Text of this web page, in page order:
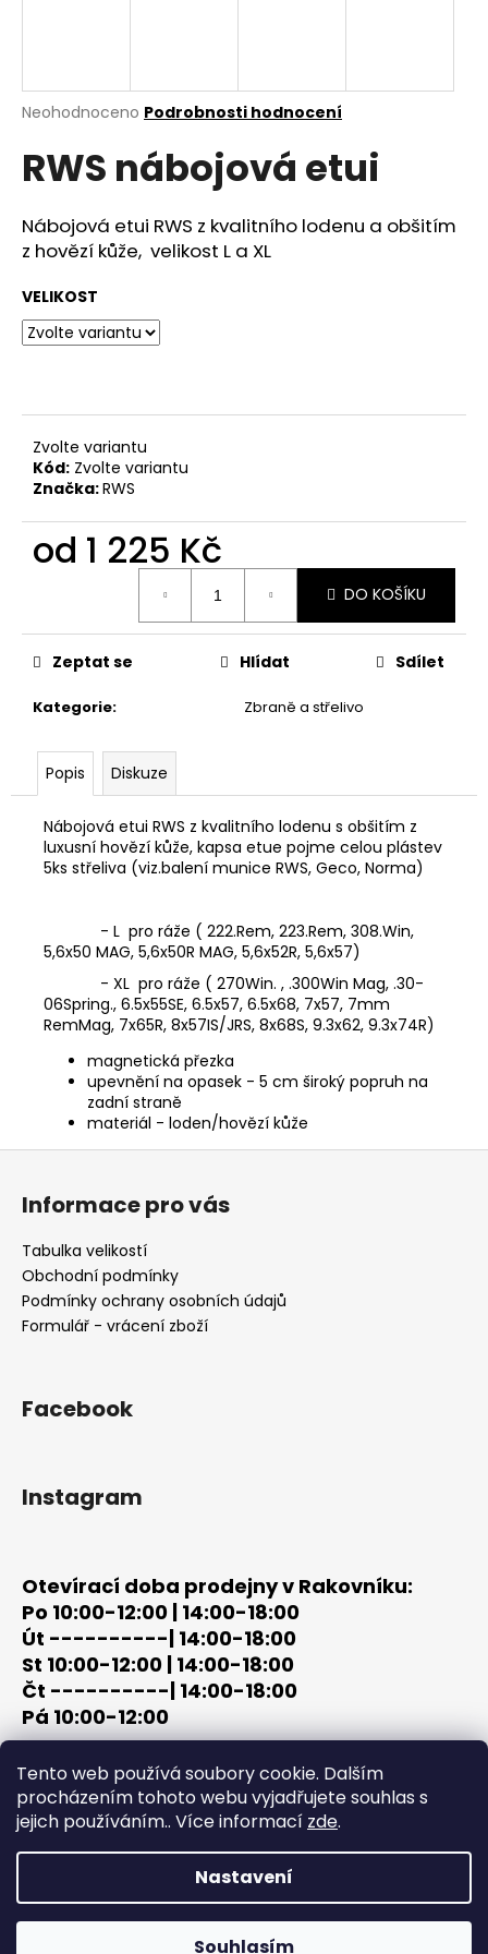
Tento web používá soubory cookie. Dalším
procházením tohoto webu vyjadřujete souhlas s
jejich používáním.. Více informací zde.
Nastavení
Souhlasím
Průměrné
produktu
je
z
5
hvězdiček.
Neohodnoceno Podrobnosti hodnocení
RWS nábojová etui
Nábojová etui RWS z kvalitního lodenu a obšitím
z hovězí kůže, velikost L a XL
VELIKOST
Zvolte variantu
Kód: Zvolte variantu
Značka:RWS
od 1 225 Kč
DO KOŠÍKU
Kategorie: Zbraně a střelivo
Zeptat se Hlídat Sdílet
Popis Diskuze
Nábojová etui RWS z kvalitního lodenu s obšitím z
luxusní hovězí kůže, kapsa etue pojme celou plástev
5ks střeliva (viz.balení munice RWS, Geco, Norma)
- L pro ráže ( 222.Rem, 223.Rem, 308.Win,
5,6x50 MAG, 5,6x50R MAG, 5,6x52R, 5,6x57)
- XL pro ráže ( 270Win. , .300Win Mag, .30-
06Spring., 6.5x55SE, 6.5x57, 6.5x68, 7x57, 7mm
RemMag, 7x65R, 8x57IS/JRS, 8x68S, 9.3x62, 9.3x74R)
magnetická přezka
upevnění na opasek - 5 cm široký popruh na
zadní straně
materiál - loden/hovězí kůže
í
t
HLEDAT
D
o
u
č
u
e
MAUSER
ZELENÁ
Kč
Z
Informace pro vás
Tabulka velikostí
Obchodní podmínky
Podmínky ochrany osobních údajů
Formulář - vrácení zboží
Facebook
Instagram
Otevírací doba prodejny v Rakovníku:
Po 10:00-12:00 | 14:00-18:00
Út ----------| 14:00-18:00
St 10:00-12:00 | 14:00-18:00
Čt ----------| 14:00-18:00
Pá 10:00-12:00
tel: +420 603 320 859
email: terc-zbrane@seznam.cz
Copyright 2026PROCHÁZKA | OUTDOOR - LOV. Všechna
práva vyhrazena.Upravit nastavení cookies